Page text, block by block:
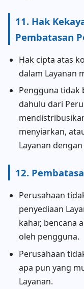
11. Hak
Pembatasan
Hak cipta atas
dalam Layanan
Pengguna tidak
dahulu dari
menyiarkan,
Layanan
12.
Perusahaan
penyediaan
kahar, bencana
oleh pengguna.
Perusahaan
apa pun yang
Layanan.